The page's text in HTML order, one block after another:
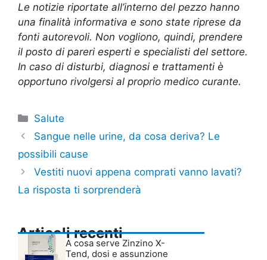
Le notizie riportate all’interno del pezzo hanno
una finalità informativa e sono state riprese da
fonti autorevoli. Non vogliono, quindi, prendere
il posto di pareri esperti e specialisti del settore.
In caso di disturbi, diagnosi e trattamenti è
opportuno rivolgersi al proprio medico curante.
Categorie
Salute
Sangue nelle urine, da cosa deriva? Le
possibili cause
Vestiti nuovi appena comprati vanno lavati?
La risposta ti sorprenderà
Articoli recenti
A cosa serve Zinzino X-
Tend, dosi e assunzione